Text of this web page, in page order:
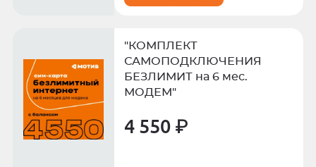
"КОМПЛЕКТ
САМОПОДКЛЮЧЕНИЯ
БЕЗЛИМИТ на 6 мес.
МОДЕМ"
4 550 ₽